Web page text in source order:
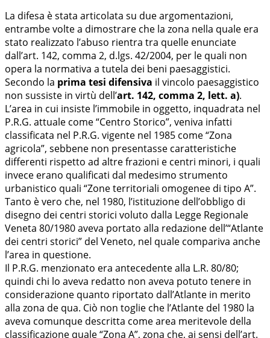
La difesa è stata articolata su due argomentazioni,
entrambe volte a dimostrare che la zona nella quale era
stato realizzato l’abuso rientra tra quelle enunciate
dall’art. 142, comma 2, d.lgs. 42/2004, per le quali non
opera la normativa a tutela dei beni paesaggistici.
Secondo la prima tesi difensiva il vincolo paesaggistico
non sussiste in virtù dell’art. 142, comma 2, lett. a).
L’area in cui insiste l’immobile in oggetto, inquadrata nel
P.R.G. attuale come “Centro Storico”, veniva infatti
classificata nel P.R.G. vigente nel 1985 come “Zona
agricola”, sebbene non presentasse caratteristiche
differenti rispetto ad altre frazioni e centri minori, i quali
invece erano qualificati dal medesimo strumento
urbanistico quali “Zone territoriali omogenee di tipo A”.
Tanto è vero che, nel 1980, l’istituzione dell’obbligo di
disegno dei centri storici voluto dalla Legge Regionale
Veneta 80/1980 aveva portato alla redazione dell’“Atlante
dei centri storici” del Veneto, nel quale compariva anche
l’area in questione.
Il P.R.G. menzionato era antecedente alla L.R. 80/80;
quindi chi lo aveva redatto non aveva potuto tenere in
considerazione quanto riportato dall’Atlante in merito
alla zona de qua. Ciò non toglie che l’Atlante del 1980 la
aveva comunque descritta come area meritevole della
classificazione quale “Zona A”, zona che, ai sensi dell’art.